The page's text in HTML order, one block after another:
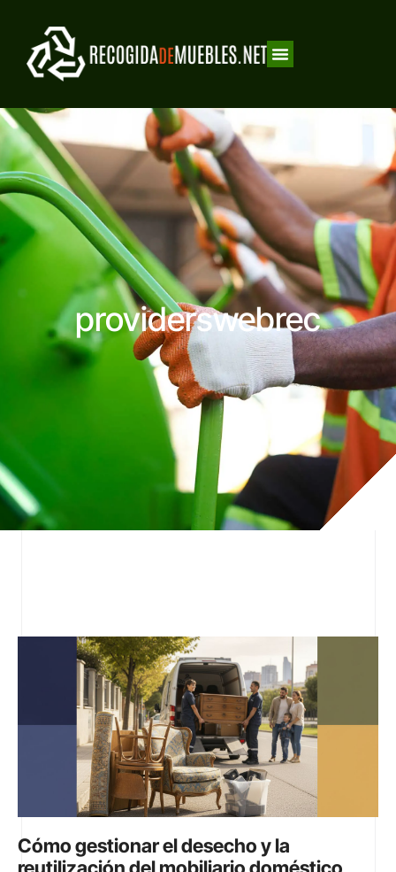
providerswebrec
Cómo gestionar el desecho y la
reutilización del mobiliario doméstico